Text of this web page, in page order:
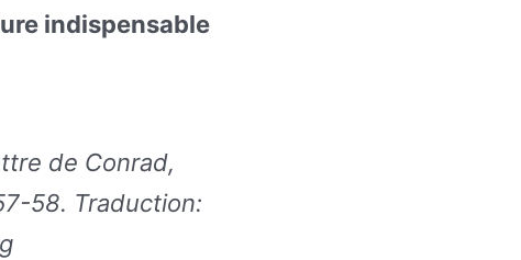
indispensable
de Conrad,
58. Traduction: